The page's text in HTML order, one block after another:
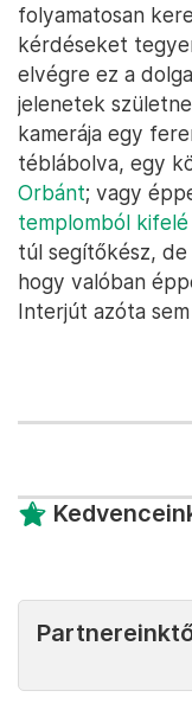
folyamatosan
kérdéseket
elvégre ez a
jelenetek
kamerája egy
téblábolva, egy
Orbánt; vagy
templomból
túl segítőkész,
hogy valóban
Interjút azóta